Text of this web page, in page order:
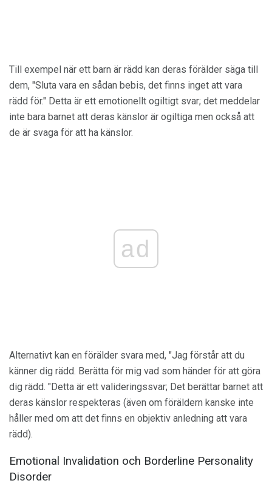
Till exempel när ett barn är rädd kan deras förälder säga till
dem, "Sluta vara en sådan bebis, det finns inget att vara
rädd för." Detta är ett emotionellt ogiltigt svar; det meddelar
inte bara barnet att deras känslor är ogiltiga men också att
de är svaga för att ha känslor.
ad
Alternativt kan en förälder svara med, "Jag förstår att du
känner dig rädd. Berätta för mig vad som händer för att göra
dig rädd. "Detta är ett valideringssvar; Det berättar barnet att
deras känslor respekteras (även om föräldern kanske inte
håller med om att det finns en objektiv anledning att vara
rädd).
Emotional Invalidation och Borderline Personality
Disorder